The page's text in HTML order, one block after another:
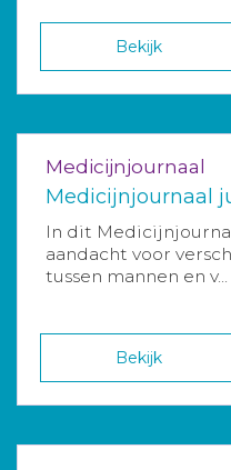
Bekijk
Medicijnjournaal
Medicijnjournaal
In dit
aandacht voor
tussen mannen en v...
Bekijk